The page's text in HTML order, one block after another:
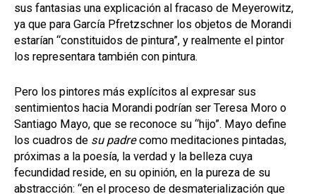
sus fantasias una explicación al fracaso de Meyerowitz,
ya que para García Pfretzschner los objetos de Morandi
estarían “constituidos de pintura”, y realmente el pintor
los representara también con pintura.
Pero los pintores más explícitos al expresar sus
sentimientos hacia Morandi podrían ser Teresa Moro o
Santiago Mayo, que se reconoce su “hijo”. Mayo define
los cuadros de su padrecomo meditaciones pintadas,
próximas a la poesía, la verdad y la belleza cuya
fecundidad reside, en su opinión, en la pureza de su
abstracción: “en el proceso de desmaterialización que